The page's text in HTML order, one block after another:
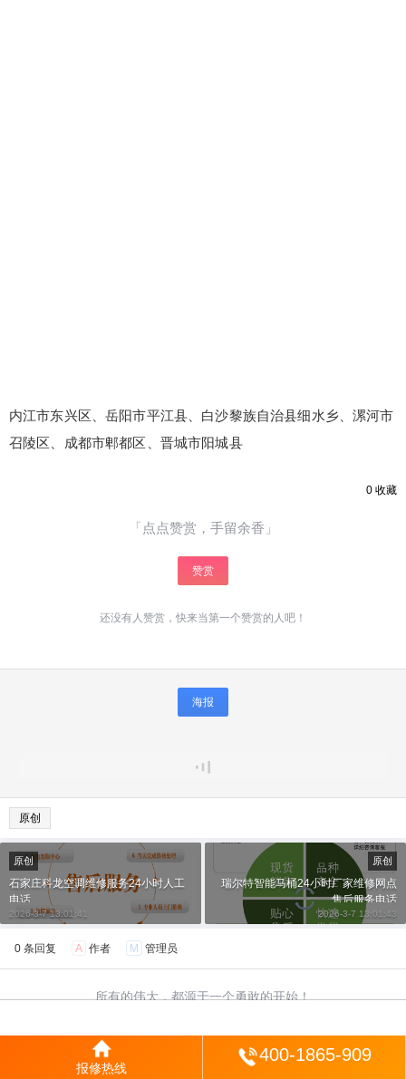
内江市东兴区、岳阳市平江县、白沙黎族自治县细水乡、漯河市
召陵区、成都市郫都区、晋城市阳城县
0 收藏
「点点赞赏，手留余香」
赞赏
还没有人赞赏，快来当第一个赞赏的人吧！
海报
原创
原创
石家庄科龙空调维修服务24小时人工
电话
2026-3-7 13:01:41
原创
瑞尔特智能马桶24小时厂家维修网点
售后服务电话
2026-3-7 13:01:43
0 条回复 A 作者 M 管理员
所有的伟大，都源于一个勇敢的开始！
欢迎您，新朋友，感谢参与互动！ 修改资料
报修热线
400-1865-909